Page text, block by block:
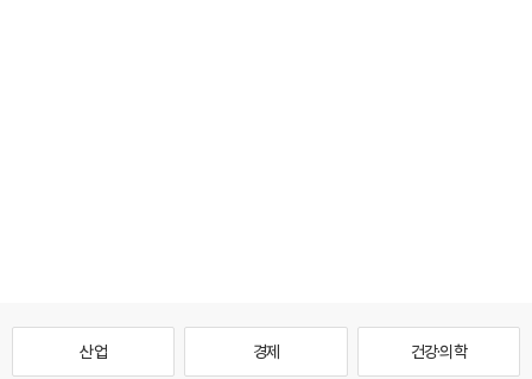
산업 경제 건강·의학